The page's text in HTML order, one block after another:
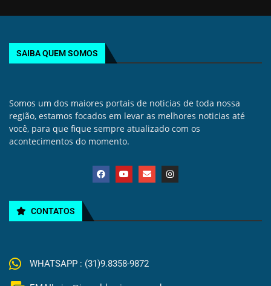
SAIBA QUEM SOMOS
Somos um dos maiores portais de noticias de toda nossa
região, estamos focados em levar as melhores noticias até
você, para que fique sempre atualizado com os
acontecimentos do momento.
CONTATOS
WHATSAPP : (31)9.8358-9872